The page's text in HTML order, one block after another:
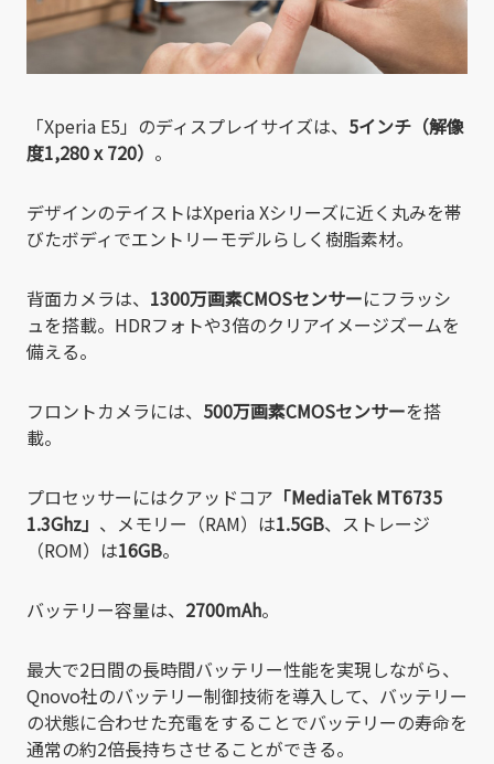
「Xperia E5」のディスプレイサイズは、 5インチ（解像
度1,280 x 720） 。
デザインのテイストはXperia Xシリーズに近く丸みを帯
びたボディでエントリーモデルらしく樹脂素材。
背面カメラは、 1300万画素CMOSセンサーにフラッシ
ュを搭載。HDRフォトや3倍のクリアイメージズームを
備える。
フロントカメラには、 500万画素CMOSセンサーを搭
載。
プロセッサーにはクアッドコア 「MediaTek MT6735
1.3Ghz」 、メモリー（RAM）は1.5GB、ストレージ
（ROM）は16GB。
バッテリー容量は、 2700mAh。
最大で2日間の長時間バッテリー性能を実現しながら、
Qnovo社のバッテリー制御技術を導入して、バッテリー
の状態に合わせた充電をすることでバッテリーの寿命を
通常の約2倍長持ちさせることができる。